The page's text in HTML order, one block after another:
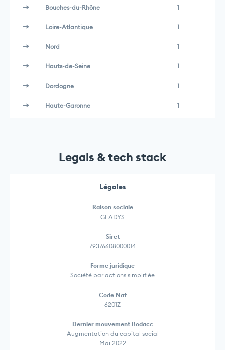
Bouches-du-Rhône 1
Loire-Atlantique 1
Nord 1
Hauts-de-Seine 1
Dordogne 1
Haute-Garonne 1
Legals & tech stack
Légales
Raison sociale
GLADYS
Siret
79376608000014
Forme juridique
Société par actions simplifiée
Code Naf
6201Z
Dernier mouvement Bodacc
Augmentation du capital social
Mai 2022